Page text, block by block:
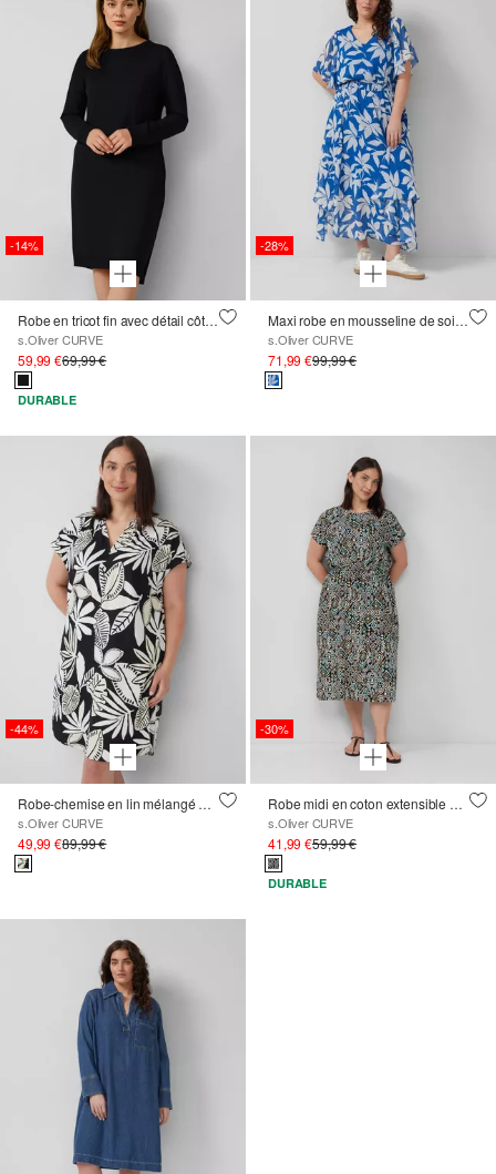
-14%
Robe en tricot fin avec détail côtelé sur le bras
s.Oliver CURVE
59,99 €69,99 €
DURABLE
-28%
Maxi robe en mousseline de soie avec taille smockée
s.Oliver CURVE
71,99 €99,99 €
-44%
Robe-chemise en lin mélangé à poches fendues
s.Oliver CURVE
49,99 €89,99 €
-30%
Robe midi en coton extensible avec cordon de serrage à la taille
s.Oliver CURVE
41,99 €59,99 €
DURABLE